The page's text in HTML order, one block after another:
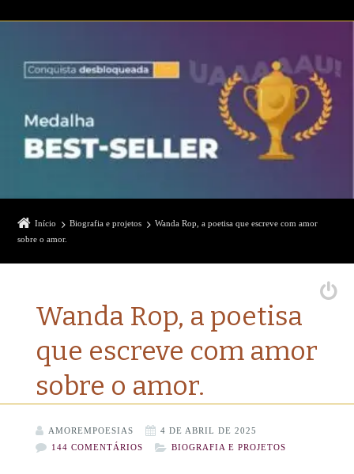
Início Biografia e projetos
Wanda Rop, a poetisa que escreve com amor
sobre o amor.
Wanda Rop, a poetisa
que escreve com amor
sobre o amor.
AMOREMPOESIAS
4 DE ABRIL DE 2025
144 COMENTÁRIOS
BIOGRAFIA E PROJETOS